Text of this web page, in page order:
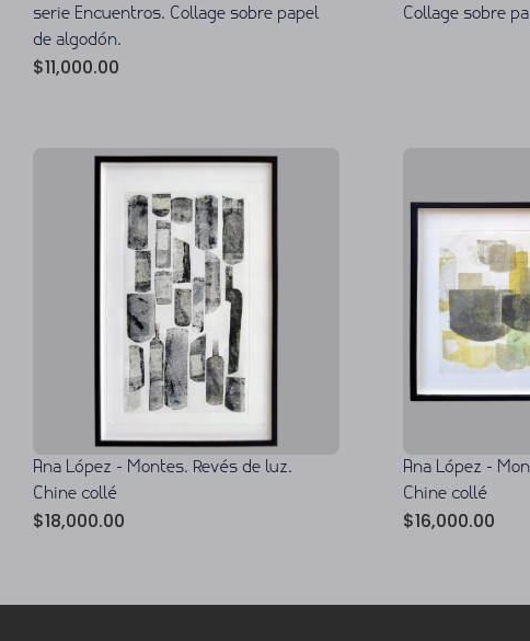
serie Encuentros. Collage sobre papel
de algodón.
$11,000.00
Collage sobre
Ana López - Montes. Revés de luz.
Chine collé
$18,000.00
Ana López -
Chine collé
$16,000.00